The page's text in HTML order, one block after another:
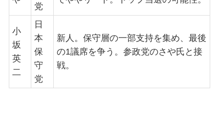
党
小
坂
英
二
日
本
保
守
党
新人。保守層の一部支持を集め、最後
の1議席を争う。参政党のさや氏と接
戦。